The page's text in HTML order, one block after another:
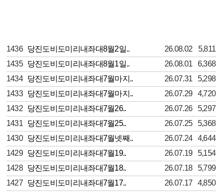
1436 당진도비도미리내좌대8월2일.. 26.08.02
5,811
1435 당진도비도미리내좌대8월1일.. 26.08.01
6,368
1434 당진도비도미리내좌대7월마지.. 26.07.31
5,298
1433 당진도비도미리내좌대7월마지.. 26.07.29
4,720
1432 당진도비도미리내좌대7월26.. 26.07.26
5,297
1431 당진도비도미리내좌대7월25.. 26.07.25
5,368
1430 당진도비도미리내좌대7월넷째.. 26.07.24
4,644
1429 당진도비도미리내좌대7월19.. 26.07.19
5,154
1428 당진도비도미리내좌대7월18.. 26.07.18
5,799
1427 당진도비도미리내좌대7월17.. 26.07.17
4,850